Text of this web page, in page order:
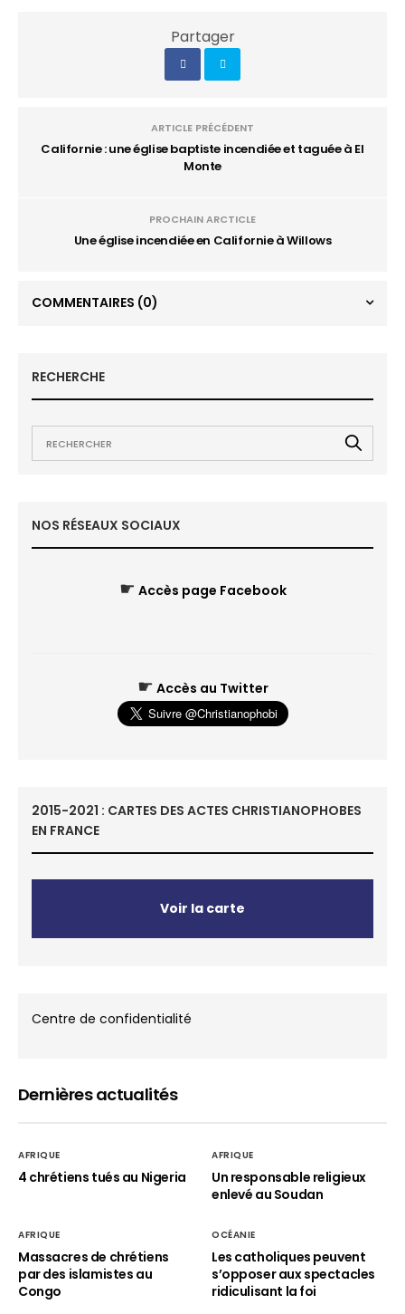
Partager
ARTICLE PRÉCÉDENT
Californie : une église baptiste incendiée et taguée à El
Monte
PROCHAIN ARCTICLE
Une église incendiée en Californie à Willows
COMMENTAIRES (0)
RECHERCHE
NOS RÉSEAUX SOCIAUX
☛ Accès page Facebook
☛ Accès au Twitter
2015-2021 : CARTES DES ACTES CHRISTIANOPHOBES
EN FRANCE
Voir la carte
Centre de confidentialité
Dernières actualités
AFRIQUE
4 chrétiens tués au Nigeria
AFRIQUE
Un responsable religieux
enlevé au Soudan
AFRIQUE
Massacres de chrétiens
par des islamistes au
Congo
OCÉANIE
Les catholiques peuvent
s’opposer aux spectacles
ridiculisant la foi